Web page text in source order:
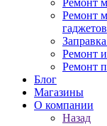
Ремонт
Ремонт
гаджетов
Ремонт
Ремонт
Блог
Магазины
О компании
Назад